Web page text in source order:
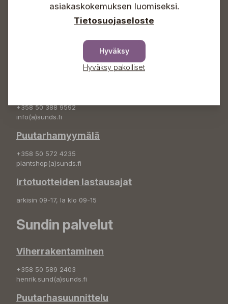
+358 50 388 9592
+358 50 388 9592
info(a)sunds.fi
Puutarhamyymälä
+358 50 572 4235
plantshop(a)sunds.fi
Irtotuotteiden lastausajat
arkisin 09-17, la klo 09-15
Sundin palvelut
Viherrakentaminen
+358 50 589 2403
henrik.sund(a)sunds.fi
Puutarhasuunnittelu
asiakaskokemuksen luomiseksi.
Tietosuojaseloste
Hyväksy
Hyväksy pakolliset